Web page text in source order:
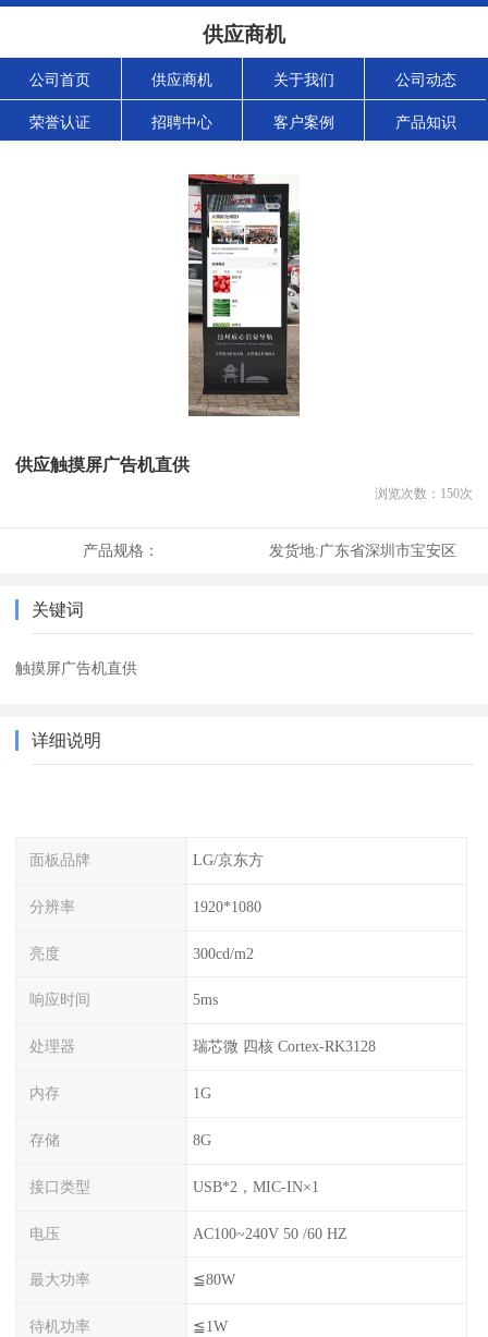
供应商机
公司首页 供应商机 关于我们 公司动态
荣誉认证 招聘中心 客户案例 产品知识
供应触摸屏广告机直供
浏览次数： 150次
产品规格： 发货地:广东省深圳市宝安区
关键词
触摸屏广告机直供
详细说明
面板品牌 LG/京东方
分辨率 1920*1080
亮度 300cd/m2
响应时间 5ms
处理器 瑞芯微 四核 Cortex-RK3128
内存 1G
存储 8G
接口类型 USB*2，MIC-IN×1
电压 AC100~240V 50 /60 HZ
最大功率 ≦80W
待机功率 ≦1W